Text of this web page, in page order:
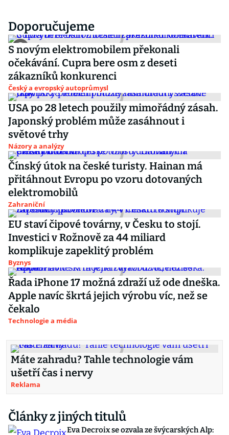
Doporučujeme
S novým elektromobilem překonali
očekávání. Cupra bere osm z deseti
zákazníků konkurenci
Český a evropský autoprůmysl
USA po 28 letech použily mimořádný zásah.
Japonský problém může zasáhnout i
světové trhy
Názory a analýzy
Čínský útok na české turisty. Hainan má
přitáhnout Evropu po vzoru dotovaných
elektromobilů
Zahraniční
EU staví čipové továrny, v Česku to stojí.
Investici v Rožnově za 44 miliard
komplikuje zapeklitý problém
Byznys
Řada iPhone 17 možná zdraží už ode dneška.
Apple navíc škrtá jejich výrobu víc, než se
čekalo
Technologie a média
Máte zahradu? Tahle technologie vám
ušetří čas i nervy
Reklama
Články z jiných titulů
Eva Decroix se ozvala ze švýcarských Alp: